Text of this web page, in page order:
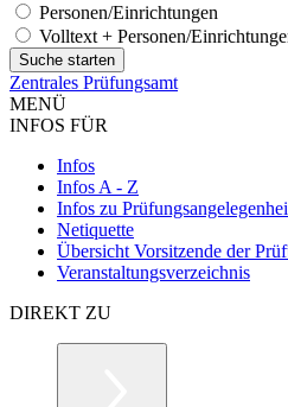
Personen/Einrichtungen
Volltext + Personen/
Zentrales Prüfungsamt
MENÜ
INFOS FÜR
Infos
Infos A - Z
Infos zu
Netiquette
Übersicht Vorsitzende der
Veranstaltungsverzeichnis
DIREKT ZU